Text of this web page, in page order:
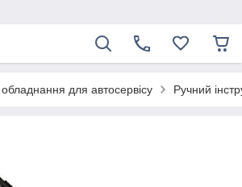
обладнання для автосервісу Ручний